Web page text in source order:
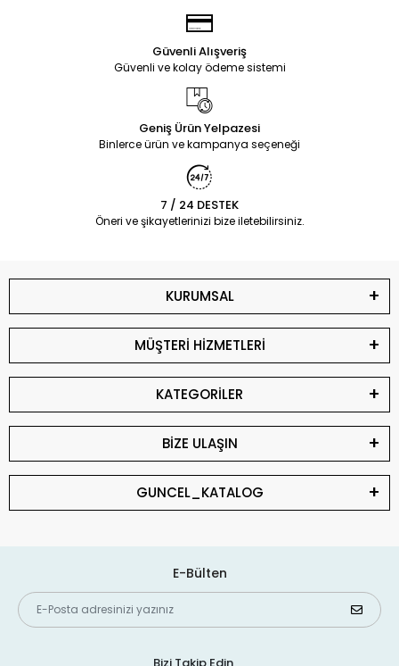
Güvenli Alışveriş
Güvenli ve kolay ödeme sistemi
Geniş Ürün Yelpazesi
Binlerce ürün ve kampanya seçeneği
7 / 24 DESTEK
Öneri ve şikayetlerinizi bize iletebilirsiniz.
KURUMSAL
MÜŞTERİ HİZMETLERİ
KATEGORİLER
BİZE ULAŞIN
GUNCEL_KATALOG
E-Bülten